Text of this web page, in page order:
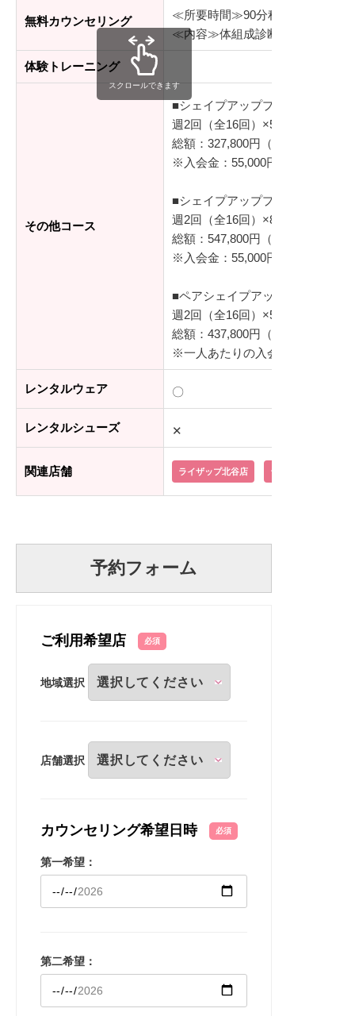
無料カウンセリング
≪所要時間≫90分程度
≪内容≫体組成診断、シミュレー
体験トレーニング
その他コース
■シェイプアッププログラム（基
週2回（全16回）×50分/レッスン
総額：327,800円（税込）
※入会金：55,000円（税込）
■シェイプアッププログラム プラ
週2回（全16回）×80分/レッスン
総額：547,800円（税込）
※入会金：55,000円（税込）
■ペアシェイプアッププログラム
週2回（全16回）×50分/レッスン
総額：437,800円（税込）
※一人あたりの入会金：55,000円
レンタルウェア 〇
レンタルシューズ ✕
関連店舗 ライザップ北谷店 ライザップ那覇店
スクロールできます
予約フォーム
ご利用希望店 必須
地域選択
店舗選択
カウンセリング希望日時 必須
第一希望：
第二希望：